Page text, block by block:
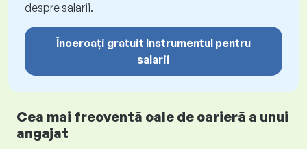
despre salarii.
Încercați gratuit Instrumentul pentru
salarii
Cea mai frecventă cale de carieră a unui
angajat